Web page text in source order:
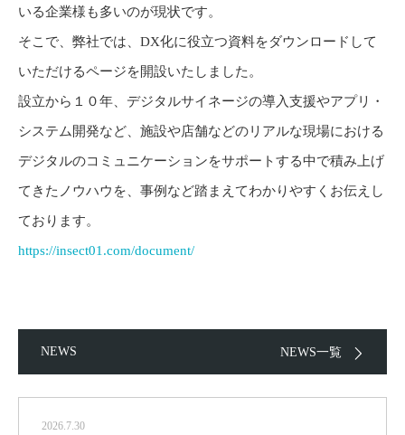
いる企業様も多いのが現状です。
そこで、弊社では、DX化に役立つ資料をダウンロードして
いただけるページを開設いたしました。
設立から１０年、デジタルサイネージの導入支援やアプリ・
システム開発など、施設や店舗などのリアルな現場における
デジタルのコミュニケーションをサポートする中で積み上げ
てきたノウハウを、事例など踏まえてわかりやすくお伝えし
ております。
https://insect01.com/document/
NEWS NEWS一覧
2026.7.30